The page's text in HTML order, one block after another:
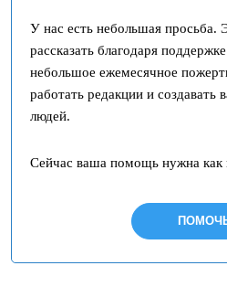
У нас есть небольшая просьба.
рассказать благодаря
небольшое ежемесячное
работать редакции и создавать
людей.
Сейчас ваша помощь нужна как